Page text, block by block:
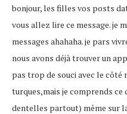
bonjour, les filles vos posts
vous allez lire ce message. je
messages ahahaha. je pars
nous avons déjà trouver un
pas trop de souci avec le côté
turques,mais je comprends ce
dentelles partout) même sur